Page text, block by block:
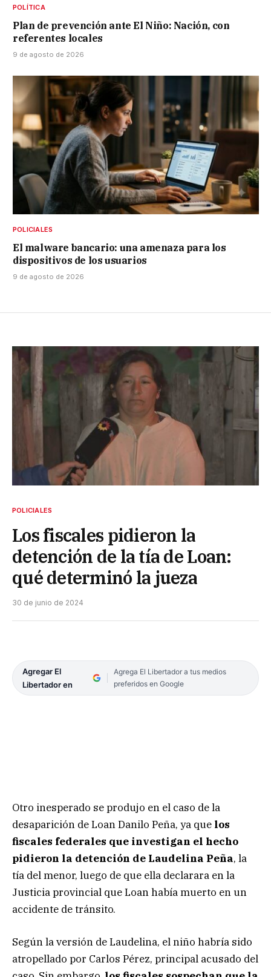
POLÍTICA
Plan de prevención ante El Niño: Nación, con
referentes locales
9 de agosto de 2026
POLICIALES
El malware bancario: una amenaza para los
dispositivos de los usuarios
9 de agosto de 2026
POLICIALES
Los fiscales pidieron la
detención de la tía de Loan:
qué determinó la jueza
30 de junio de 2024
Agregar El
Libertador en
Agrega El Libertador a tus medios
preferidos en Google
Otro inesperado se produjo en el caso de la
desaparición de Loan Danilo Peña, ya que los
fiscales federales que investigan el hecho
pidieron la detención de Laudelina Peña, la
tía del menor, luego de que ella declarara en la
Justicia provincial que Loan había muerto en un
accidente de tránsito.
Según la versión de Laudelina, el niño habría sido
atropellado por Carlos Pérez, principal acusado del